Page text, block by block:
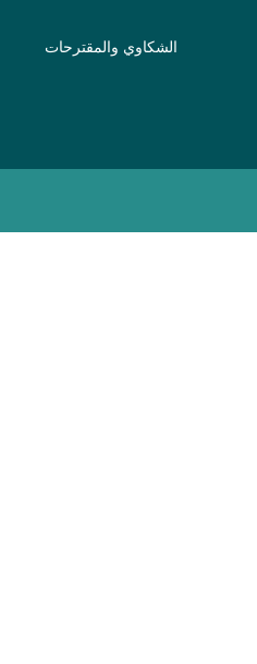
الشكاوي والمقترحات